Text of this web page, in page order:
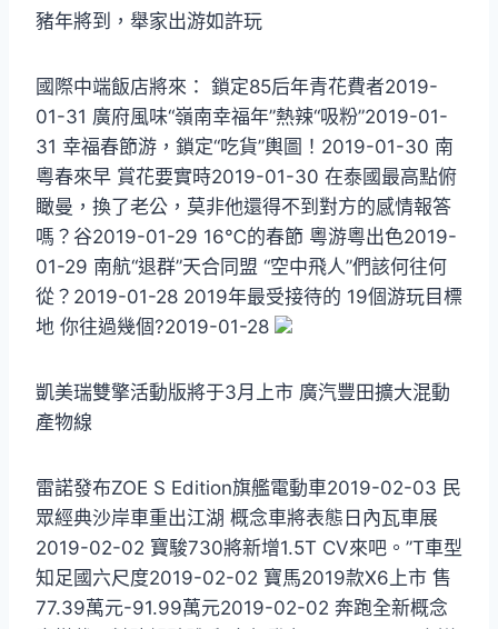
豬年將到，舉家出游如許玩
國際中端飯店將來： 鎖定85后年青花費者2019-
01-31 廣府風味“嶺南幸福年”熱辣“吸粉”2019-01-
31 幸福春節游，鎖定“吃貨”輿圖！2019-01-30 南
粵春來早 賞花要實時2019-01-30 在泰國最高點俯
瞰曼，換了老公，莫非他還得不到對方的感情報答
嗎？谷2019-01-29 16℃的春節 粵游粵出色2019-
01-29 南航“退群”天合同盟 “空中飛人”們該何往何
從？2019-01-28 2019年最受接待的 19個游玩目標
地 你往過幾個?2019-01-28
凱美瑞雙擎活動版將于3月上市 廣汽豐田擴大混動
產物線
雷諾發布ZOE S Edition旗艦電動車2019-02-03 民
眾經典沙岸車重出江湖 概念車將表態日內瓦車展
2019-02-02 寶駿730將新增1.5T CV來吧。”T車型
知足國六尺度2019-02-02 寶馬2019款X6上市 售
77.39萬元-91.99萬元2019-02-02 奔跑全新概念